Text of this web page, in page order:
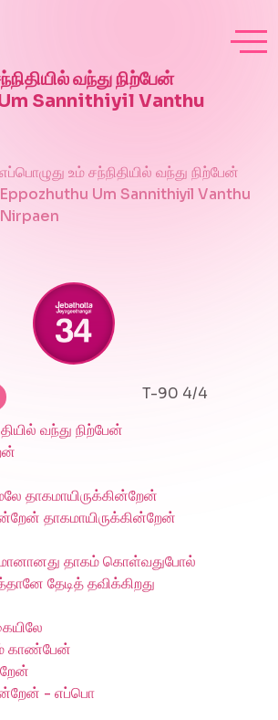
வந்து நிற்பேன்
Sannithiyil Vanthu
எப்பொழுது உம் சந்நிதியில் வந்து நிற்பேன்
Eppozhuthu Um Sannithiyil Vanthu
Nirpaen
T-90 4/4
வந்து நிற்பேன்
தாகமாயிருக்கின்றேன்
தாகமாயிருக்கின்றேன்
தாகம் கொள்வதுபோல்
தேடித் தவிக்கிறது
காண்பேன்
- எப்பொ